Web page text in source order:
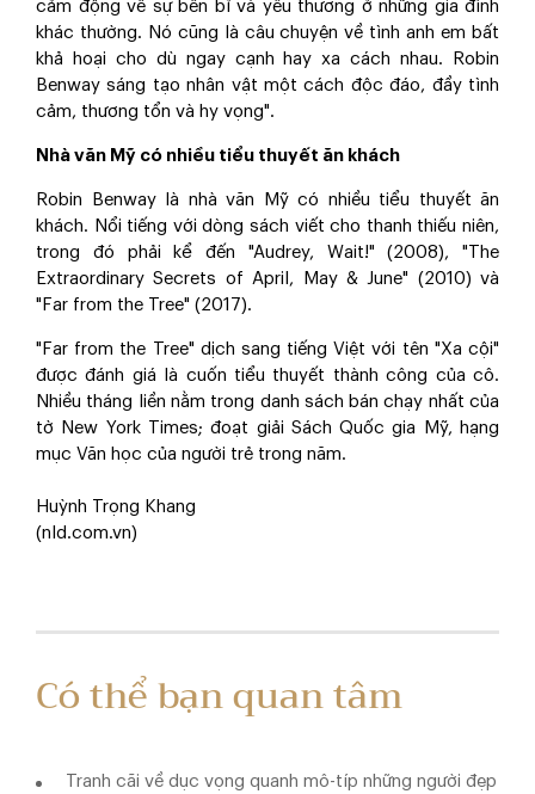
cảm động về sự bền bỉ và yêu thương ở những gia đình
khác thường. Nó cũng là câu chuyện về tình anh em bất
khả hoại cho dù ngay cạnh hay xa cách nhau. Robin
Benway sáng tạo nhân vật một cách độc đáo, đầy tình
cảm, thương tổn và hy vọng".
Nhà văn Mỹ có nhiều tiểu thuyết ăn khách
Robin Benway là nhà văn Mỹ có nhiều tiểu thuyết ăn
khách. Nổi tiếng với dòng sách viết cho thanh thiếu niên,
trong đó phải kể đến "Audrey, Wait!" (2008), "The
Extraordinary Secrets of April, May & June" (2010) và
"Far from the Tree" (2017).
"Far from the Tree" dịch sang tiếng Việt với tên "Xa cội"
được đánh giá là cuốn tiểu thuyết thành công của cô.
Nhiều tháng liền nằm trong danh sách bán chạy nhất của
tờ New York Times; đoạt giải Sách Quốc gia Mỹ, hạng
mục Văn học của người trẻ trong năm.
Huỳnh Trọng Khang
(nld.com.vn)
Có thể bạn quan tâm
Tranh cãi về dục vọng quanh mô-típ những người đẹp